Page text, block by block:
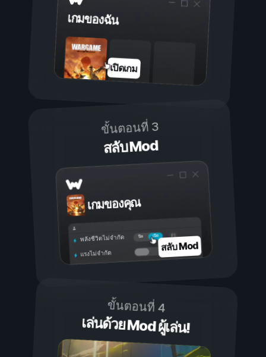
เกมของฉัน
เปิดเกม
ขั้นตอนที่ 3
สลับ Mod
เกมของคุณ
เปิด
ปิด
พลังชีวิตไม่จำกัด
แรงไม่จำกัด สลับ Mod
ขั้นตอนที่ 4
เล่นด้วย Mod ผู้เล่น!